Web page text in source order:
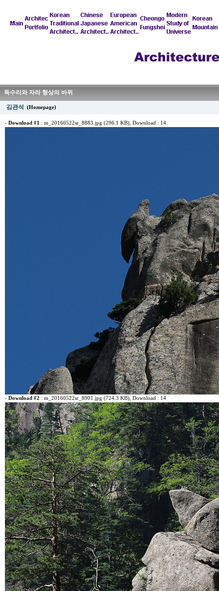
독수리와 자라 형상의 바위
김관석 (Homepage)
- Download #1 : m_20160522sr_8883.jpg (296.1 KB) , Download : 14
- Download #2 : m_20160522sr_8901.jpg (724.3 KB) , Download : 14